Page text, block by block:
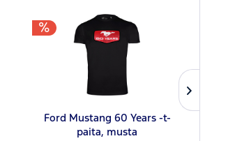
Ford Mustang 60 Years -t-
paita, musta